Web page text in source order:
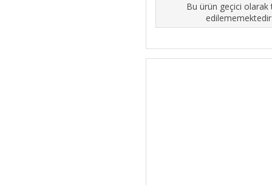
Bu ürün geçici olarak